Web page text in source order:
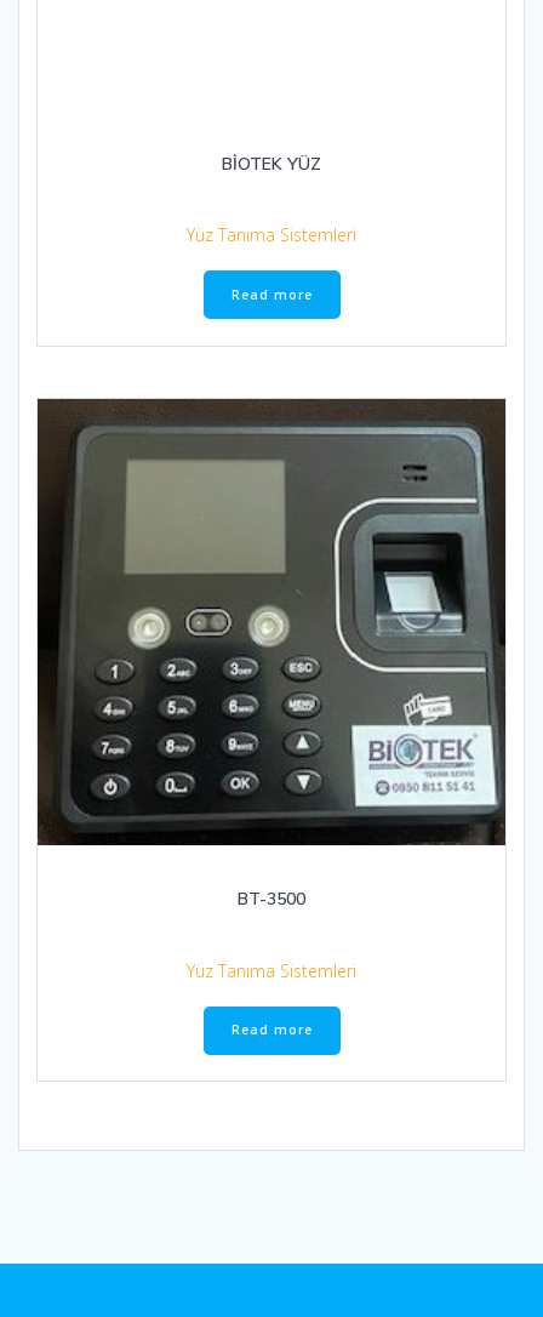
BİOTEK YÜZ
Yüz Tanıma Sistemleri
Read more
BT-3500
Yüz Tanıma Sistemleri
Read more